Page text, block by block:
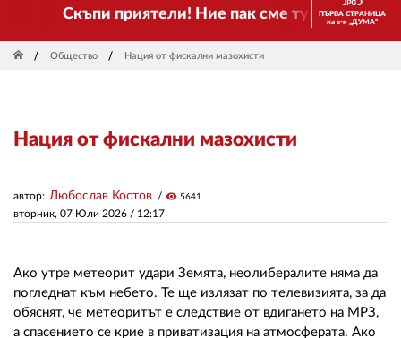
Скъпи приятели! Ние пак сме тук! Времето
ПЪРВА СТРАНИЦА
на в-к „ДУМА“
Общество Нация от фискални мазохисти
Нация от фискални мазохисти
вторник, 07 Юли 2026 / 12:17
автор: Любослав Костов visibility 5641
Ако утре метеорит удари Земята, неолибералите няма да
погледнат към небето. Те ще излязат по телевизията, за да
обяснят, че метеоритът е следствие от вдигането на МРЗ,
а спасението се крие в приватизация на атмосферата. Ако
ДРУГИ
ЗА НАС
РЕДАКЦИЯ
КОНТАКТИ